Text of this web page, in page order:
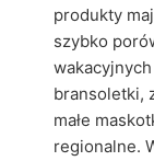
produkty
szybko
bransoletki,
małe
regionalne.